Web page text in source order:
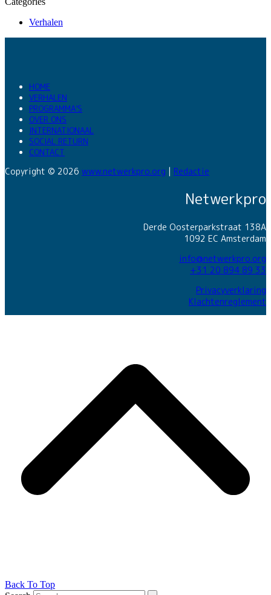
Verhalen
HOME
VERHALEN
PROGRAMMA’S
OVER ONS
INTERNATIONAAL
SOCIAL RETURN
CONTACT
Copyright © 2026 www.netwerkpro.org Redactie
Netwerkpro
Derde Oosterparkstraat 138A
1092 EC Amsterdam
info@netwerkpro.org
+31 20 894 89 33
Privacyverklaring
Klachtenreglement
Back To Top